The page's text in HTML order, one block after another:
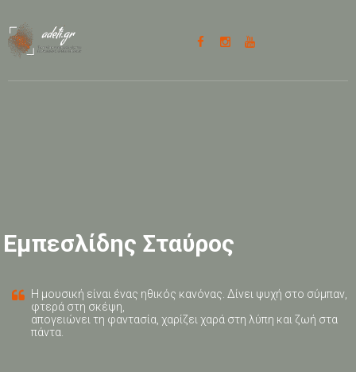
Εμπεσλίδης Σταύρος
Η μουσική είναι ένας ηθικός κανόνας. Δίνει ψυχή στο σύμπαν,
φτερά στη σκέψη,
απογειώνει τη φαντασία, χαρίζει χαρά στη λύπη και ζωή στα
πάντα.